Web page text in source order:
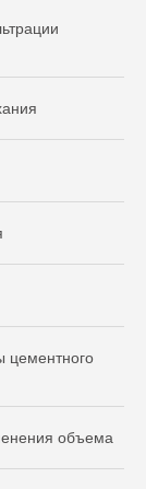
цементного
объема